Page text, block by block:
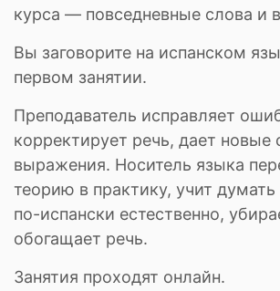
курса — повседневные слова и
Вы заговорите на испанском
первом занятии.
Преподаватель исправляет
корректирует речь, дает новые
выражения. Носитель языка
теорию в практику, учит думать
по-испански естественно,
обогащает речь.
Занятия проходят онлайн.